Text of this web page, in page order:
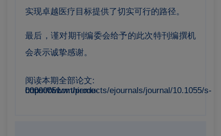
实现卓越医疗目标提供了切实可行的路径。
最后，谨对期刊编委会给予的此次特刊编撰机
会表示诚挚感谢。
阅读本期全部论文:
https://www.thieme-connect.com/products/ejournals/journal/10.1055/s-00000051